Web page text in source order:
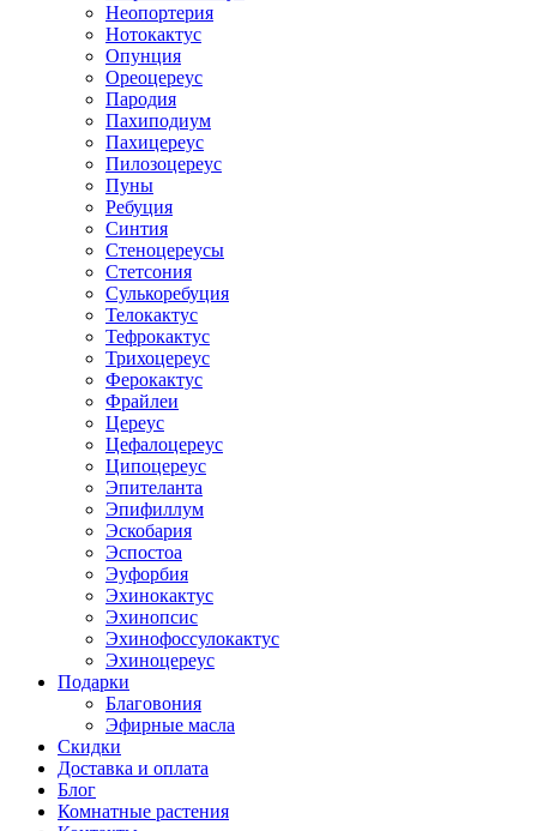
Неопортерия
Нотокактус
Опунция
Ореоцереус
Пародия
Пахиподиум
Пахицереус
Пилозоцереус
Пуны
Ребуция
Синтия
Стеноцереусы
Стетсония
Сулькоребуция
Телокактус
Тефрокактус
Трихоцереус
Ферокактус
Фрайлеи
Цереус
Цефалоцереус
Ципоцереус
Эпителанта
Эпифиллум
Эскобария
Эспостоа
Эуфорбия
Эхинокактус
Эхинопсис
Эхинофоссулокактус
Эхиноцереус
Подарки
Благовония
Эфирные масла
Скидки
Доставка и оплата
Блог
Комнатные растения